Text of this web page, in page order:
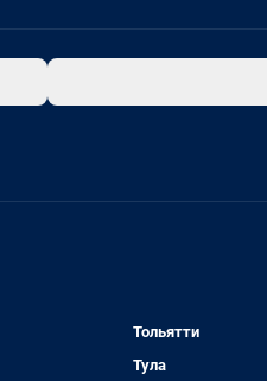
Тольятти
Тула